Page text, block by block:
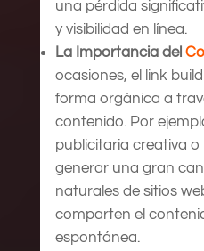
una pérdida
y visibilidad en línea.
La Importancia del
ocasiones, el link
forma orgánica a
contenido. Por
publicitaria creativa
generar una gran
naturales de sitios
comparten el
espontánea.